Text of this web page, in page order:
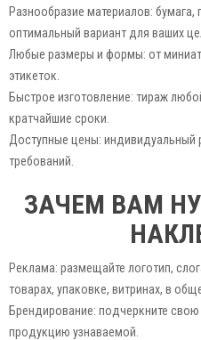
Разнообразие материалов:
оптимальный вариант для ваших
Любые размеры и формы: от
этикеток.
Быстрое изготовление: тираж
кратчайшие сроки.
Доступные цены: индивидуальный
требований.
ЗАЧЕМ ВАМ
Реклама: размещайте логотип,
товарах, упаковке, витринах, в
Брендирование: подчеркните
продукцию узнаваемой.